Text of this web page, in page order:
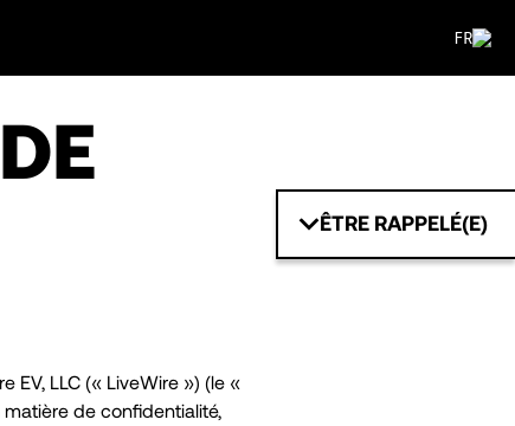
FR
ÊTRE RAPPELÉ(E)
LLC (« LiveWire ») (le «
de confidentialité,